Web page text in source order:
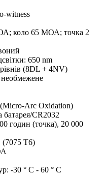
witness
коло 65 МОА; точка 2
650 nm
рівнів (8DL + 4NV)
необмежене
Arc Oxidation)
CR2032
годин (точка), 20 000
(7075 T6)
-30 ° C - 60 ° C